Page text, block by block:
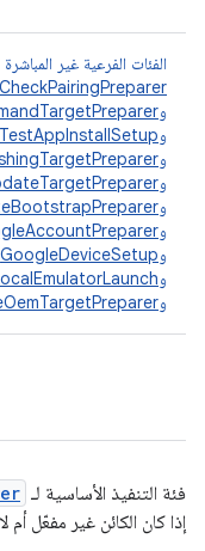
الفئات الفرعية غير
CheckPairingPreparer
و
و
و
و
و
و
وGoogleDeviceSetup
و
و
فئة التنفيذ الأساسية لـ
إذا كان الكائن غير مفعّل أم